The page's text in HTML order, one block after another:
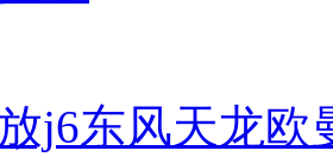
j6东风天龙欧